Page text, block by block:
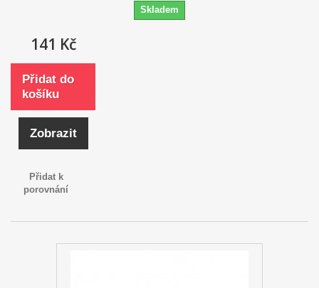
Skladem
141 Kč
Přidat do
košíku
Zobrazit
Přidat k
porovnání